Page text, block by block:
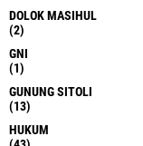
DOLOK MASIHUL
(2)
GNI
(1)
GUNUNG SITOLI
(13)
HUKUM